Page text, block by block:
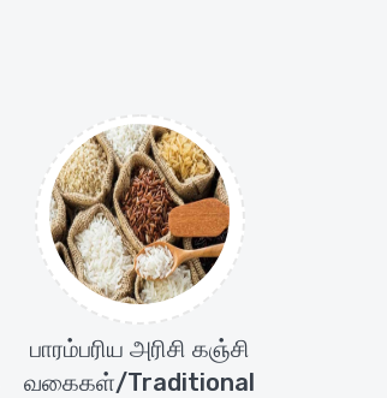
பாரம்பரிய அரிசி கஞ்சி
வகைகள்/Traditional